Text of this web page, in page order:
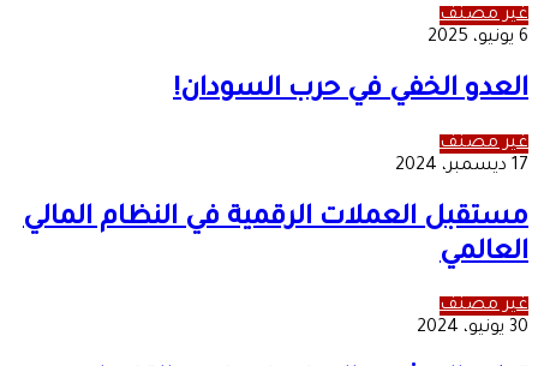
غير مصنف
6 يونيو، 2025
العدو الخفي في حرب السودان!
غير مصنف
17 ديسمبر، 2024
مستقبل العملات الرقمية في النظام المالي
العالمي
غير مصنف
30 يونيو، 2024